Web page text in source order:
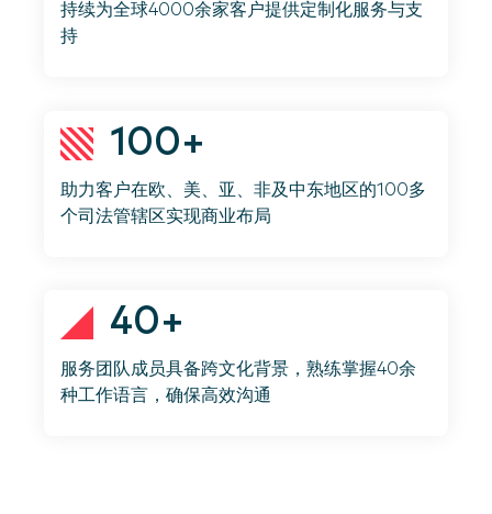
持续为全球4000余家客户提供定制化服务与支
持
100+
助力客户在欧、美、亚、非及中东地区的100多
个司法管辖区实现商业布局
40+
服务团队成员具备跨文化背景，熟练掌握40余
种工作语言，确保高效沟通